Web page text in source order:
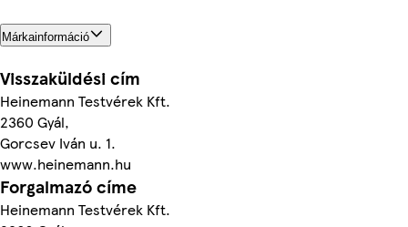
Márkainformáció
Visszaküldési cím
Heinemann Testvérek Kft.
2360 Gyál,
Gorcsev Iván u. 1.
www.heinemann.hu
Forgalmazó címe
Heinemann Testvérek Kft.